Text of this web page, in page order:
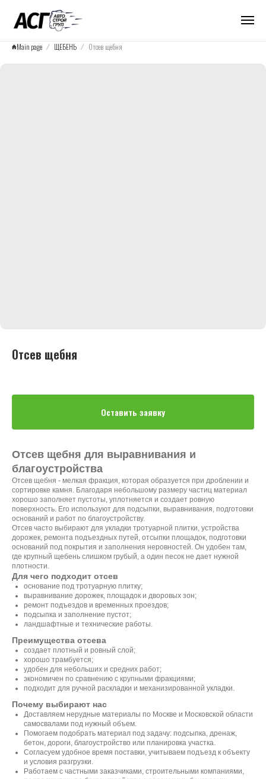
Main page ЩЕБЕНЬ Отсев щебня
Отсев щебня
Оставить заявку
Отсев щебня для выравнивания и
благоустройства
Отсев щебня - мелкая фракция, которая образуется при дроблении и
сортировке камня. Благодаря небольшому размеру частиц материал
хорошо заполняет пустоты, уплотняется и создает ровную
поверхность. Его используют для подсыпки, выравнивания, подготовки
оснований и работ по благоустройству.
Отсев часто выбирают для укладки тротуарной плитки, устройства
дорожек, ремонта подъездных путей, отсыпки площадок, подготовки
оснований под покрытия и заполнения неровностей. Он удобен там,
где крупный щебень слишком грубый, а один песок не дает нужной
плотности.
Для чего подходит отсев
основание под тротуарную плитку;
выравнивание дорожек, площадок и дворовых зон;
ремонт подъездов и временных проездов;
подсыпка и заполнение пустот;
ландшафтные и технические работы.
Преимущества отсева
создает плотный и ровный слой;
хорошо трамбуется;
удобен для небольших и средних работ;
экономичен по сравнению с крупными фракциями;
подходит для ручной раскладки и механизированной укладки.
Почему выбирают нас
Доставляем нерудные материалы по Москве и Московской области
самосвалами под нужный объем.
Помогаем подобрать материал под задачу: подсыпка, дренаж,
бетон, дороги, благоустройство или планировка участка.
Согласуем удобное время поставки, учитываем подъезд к объекту
и условия разгрузки.
Работаем с частными заказчиками, строительными компаниями,
Оставьте заявку и получите
расчёт стоимости
в ближайшее время
НУЖНЫ МАТЕРИАЛЫ ИЛИ
СПЕЦТЕХНИКА?